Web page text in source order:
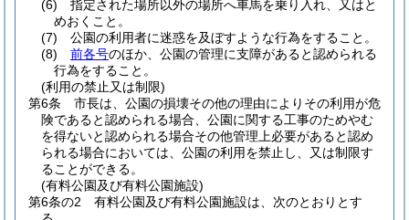
(6)
指定された場所以外の場所へ車馬を乗り入れ、又はと
めおくこと。
(7)
公園の利用者に迷惑を及ぼすような行為をすること。
(8)
前各号のほか、公園の管理に支障があると認められる
行為をすること。
(利用の禁止又は制限)
第6条
市長は、公園の損壊その他の理由によりその利用が危
険であると認められる場合、公園に関する工事のためやむ
を得ないと認められる場合その他管理上必要があると認め
られる場合においては、公園の利用を禁止し、又は制限す
ることができる。
(有料公園及び有料公園施設)
第6条の2
有料公園及び有料公園施設は、次のとおりとす